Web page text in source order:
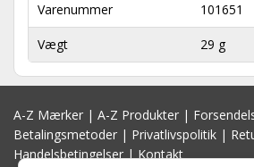
Varenummer
101651
Vægt 29 g
A-Z Mærker | A-Z Produkter |
Betalingsmetoder | Privatlivspolitik |
Handelsbetingelser|Kontakt